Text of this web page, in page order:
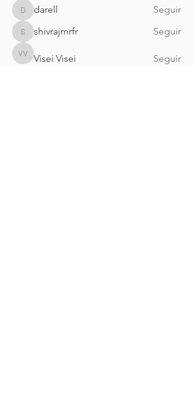
darelldarell Seguir
shivrajmrfr
shivrajmrfr Seguir
Visei Visei
Visei Visei Seguir